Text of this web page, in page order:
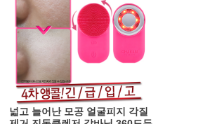
넓고 늘어난 모공 얼굴피지 각질